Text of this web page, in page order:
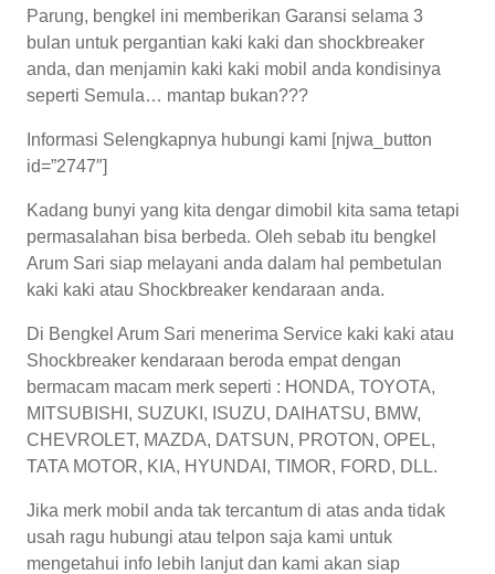
Parung, bengkel ini memberikan Garansi selama 3
bulan untuk pergantian kaki kaki dan shockbreaker
anda, dan menjamin kaki kaki mobil anda kondisinya
seperti Semula… mantap bukan???
Informasi Selengkapnya hubungi kami [njwa_button
id=”2747″]
Kadang bunyi yang kita dengar dimobil kita sama tetapi
permasalahan bisa berbeda. Oleh sebab itu bengkel
Arum Sari siap melayani anda dalam hal pembetulan
kaki kaki atau Shockbreaker kendaraan anda.
Di Bengkel Arum Sari menerima Service kaki kaki atau
Shockbreaker kendaraan beroda empat dengan
bermacam macam merk seperti : HONDA, TOYOTA,
MITSUBISHI, SUZUKI, ISUZU, DAIHATSU, BMW,
CHEVROLET, MAZDA, DATSUN, PROTON, OPEL,
TATA MOTOR, KIA, HYUNDAI, TIMOR, FORD, DLL.
Jika merk mobil anda tak tercantum di atas anda tidak
usah ragu hubungi atau telpon saja kami untuk
mengetahui info lebih lanjut dan kami akan siap